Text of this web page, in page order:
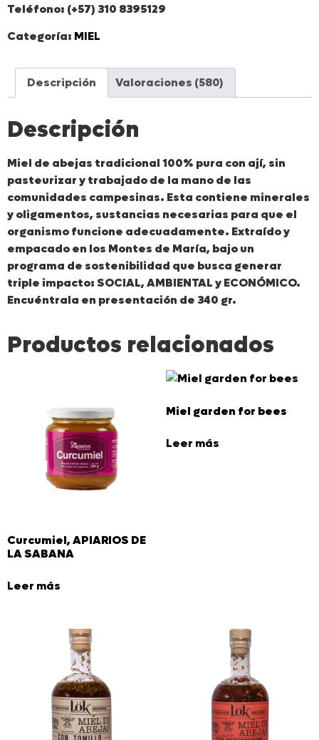
Teléfono: (+57) 310 8395129
Categoría: MIEL
Descripción Valoraciones (580)
Descripción
Miel de abejas tradicional 100% pura con ají, sin
pasteurizar y trabajado de la mano de las
comunidades campesinas. Esta contiene minerales
y oligamentos, sustancias necesarias para que el
organismo funcione adecuadamente. Extraído y
empacado en los Montes de María, bajo un
programa de sostenibilidad que busca generar
triple impacto: SOCIAL, AMBIENTAL y ECONÓMICO.
Encuéntrala en presentación de 340 gr.
Productos relacionados
Curcumiel, APIARIOS DE
LA SABANA
Leer más
Miel garden for bees
Leer más